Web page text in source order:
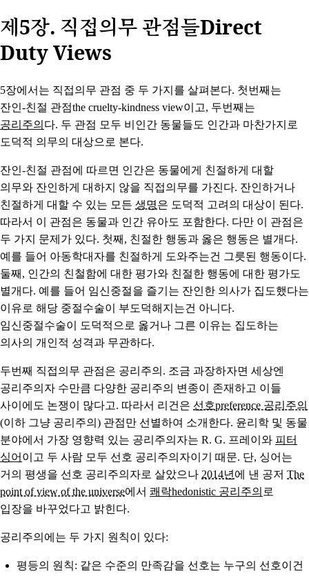
제5장. 직접의무 관점들Direct
Duty Views
5장에서는 직접의무 관점 중 두 가지를 살펴본다. 첫번째는
잔인-친절 관점the cruelty-kindness view이고, 두번째는
공리주의 다. 두 관점 모두 비인간 동물들도 인간과 마찬가지로
도덕적 의무의 대상으로 본다.
잔인-친절 관점에 따르면 인간은 동물에게 친절하게 대할
의무와 잔인하게 대하지 않을 직접의무를 가진다. 잔인하거나
친절하게 대할 수 있는 모든 생명은 도덕적 고려의 대상이 된다.
따라서 이 관점은 동물과 인간 유아도 포함한다. 다만 이 관점은
두 가지 문제가 있다. 첫째, 친절한 행동과 옳은 행동은 별개다.
예를 들어 아동학대자를 친절하게 도와주는건 그릇된 행동이다.
둘째, 인간의 친철함에 대한 평가와 친절한 행동에 대한 평가도
별개다. 예를 들어 임신중절을 즐기는 잔인한 의사가 집도했다는
이유로 해당 중절수술이 부도덕해지는건 아니다.
임신중절수술이 도덕적으로 옳거나 그른 이유는 집도하는
의사의 개인적 성격과 무관하다.
두번째 직접의무 관점은 공리주의 . 조금 과장하자면 세상엔
공리주의자 수만큼 다양한 공리주의 변종이 존재하고 이들
사이에도 논쟁이 많다고. 따라서 리건은 선호preference 공리주의
(이하 그냥 공리주의) 관점만 선별하여 소개한다. 윤리학 및 동물
분야에서 가장 영향력 있는 공리주의자는 R. G. 프레이와 피터
싱어 이고 두 사람 모두 선호 공리주의자이기 때문. 단, 싱어는
거의 평생을 선호 공리주의자로 살았으나 2014년 에 낸 공저 The
point of view of the universe에서 쾌락hedonistic 공리주의 로
입장을 바꾸었다고 밝힌다.
공리주의에는 두 가지 원칙이 있다:
평등의 원칙: 같은 수준의 만족감을 선호는 누구의 선호이건